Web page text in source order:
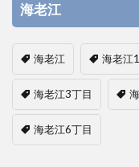
海老江
海老江 海老江
海老江3丁目
海老江6丁目